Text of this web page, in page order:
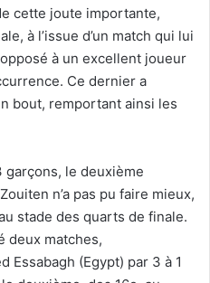
cette joute importante,
à l’issue d’un match qui lui
à un excellent joueur
Ce dernier a
bout, remportant ainsi les
garçons, le deuxième
n’a pas pu faire mieux,
stade des quarts de finale.
deux matches,
Essabagh (Egypt) par 3 à 1